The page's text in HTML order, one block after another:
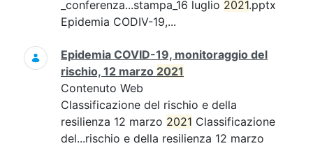
_conferenza...stampa_16 luglio 2021.pptx
Epidemia CODIV-19,...
Epidemia COVID-19, monitoraggio del
rischio, 12 marzo 2021
Contenuto Web
Classificazione del rischio e della
resilienza 12 marzo 2021 Classificazione
del...rischio e della resilienza 12 marzo